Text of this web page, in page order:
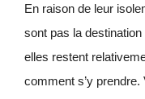
En raison de leur
sont pas la
elles restent
comment s’y